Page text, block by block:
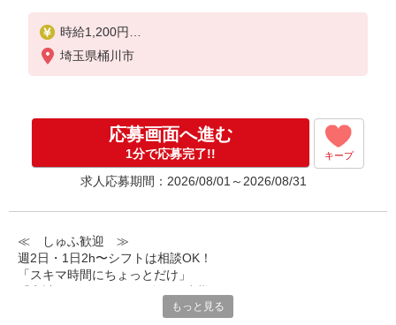
時給1,200円
※22:00〜翌5:00：時給1,500円
※高校生時給1,150円
埼玉県桶川市
応募画面へ進む
1分で応募完了!! キープ
求人応募期間：2026/08/01～2026/08/31
≪ しゅふ歓迎 ≫
週2日・1日2h〜シフトは相談OK！
「スキマ時間にちょっとだけ」
など、自分らしく活躍できますよ。
もっと見る